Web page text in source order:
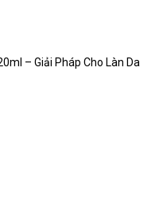
– Giải Pháp Cho Làn Da